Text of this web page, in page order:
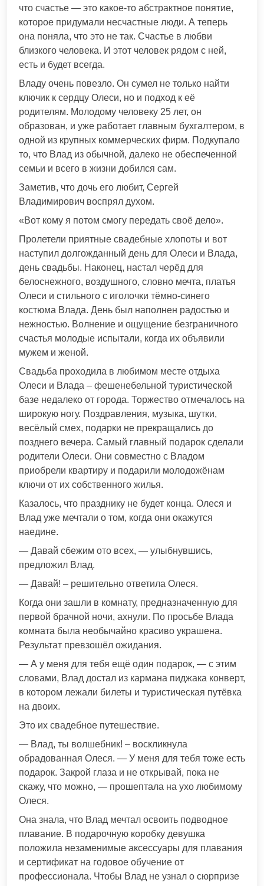
что счастье — это какое-то абстрактное понятие,
которое придумали несчастные люди. А теперь
она поняла, что это не так. Счастье в любви
близкого человека. И этот человек рядом с ней,
есть и будет всегда.
Владу очень повезло. Он сумел не только найти
ключик к сердцу Олеси, но и подход к её
родителям. Молодому человеку 25 лет, он
образован, и уже работает главным бухгалтером, в
одной из крупных коммерческих фирм. Подкупало
то, что Влад из обычной, далеко не обеспеченной
семьи и всего в жизни добился сам.
Заметив, что дочь его любит, Сергей
Владимирович воспрял духом.
«Вот кому я потом смогу передать своё дело».
Пролетели приятные свадебные хлопоты и вот
наступил долгожданный день для Олеси и Влада,
день свадьбы. Наконец, настал черёд для
белоснежного, воздушного, словно мечта, платья
Олеси и стильного с иголочки тёмно-синего
костюма Влада. День был наполнен радостью и
нежностью. Волнение и ощущение безграничного
счастья молодые испытали, когда их объявили
мужем и женой.
Свадьба проходила в любимом месте отдыха
Олеси и Влада – фешенебельной туристической
базе недалеко от города. Торжество отмечалось на
широкую ногу. Поздравления, музыка, шутки,
весёлый смех, подарки не прекращались до
позднего вечера. Самый главный подарок сделали
родители Олеси. Они совместно с Владом
приобрели квартиру и подарили молодожёнам
ключи от их собственного жилья.
Казалось, что празднику не будет конца. Олеся и
Влад уже мечтали о том, когда они окажутся
наедине.
— Давай сбежим ото всех, — улыбнувшись,
предложил Влад.
— Давай! – решительно ответила Олеся.
Когда они зашли в комнату, предназначенную для
первой брачной ночи, ахнули. По просьбе Влада
комната была необычайно красиво украшена.
Результат превзошёл ожидания.
— А у меня для тебя ещё один подарок, — с этим
словами, Влад достал из кармана пиджака конверт,
в котором лежали билеты и туристическая путёвка
на двоих.
Это их свадебное путешествие.
— Влад, ты волшебник! – воскликнула
обрадованная Олеся. — У меня для тебя тоже есть
подарок. Закрой глаза и не открывай, пока не
скажу, что можно, — прошептала на ухо любимому
Олеся.
Она знала, что Влад мечтал освоить подводное
плавание. В подарочную коробку девушка
положила незаменимые аксессуары для плавания
и сертификат на годовое обучение от
профессионала. Чтобы Влад не узнал о сюрпризе